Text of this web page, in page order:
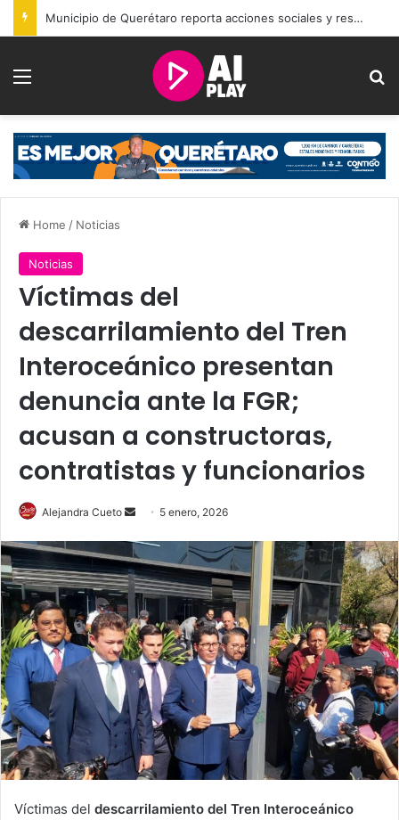
Municipio de Querétaro reporta acciones sociales y resultados de seguridad durante julio
Menu
Home / Noticias
Noticias
Víctimas del
descarrilamiento del Tren
Interoceánico presentan
denuncia ante la FGR;
acusan a constructoras,
contratistas y funcionarios
Alejandra Cueto
Send
email
5 enero, 2026
Víctimas del descarrilamiento del Tren Interoceánico